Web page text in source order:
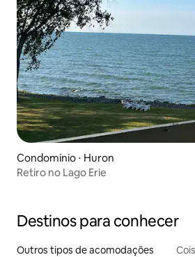
Condomínio ⋅ Huron
Retiro no Lago Erie
Destinos para conhecer
Outros tipos de acomodações